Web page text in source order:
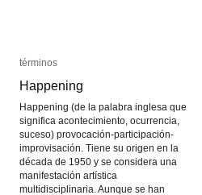
términos
Happening
Happening (de la palabra inglesa que
significa acontecimiento, ocurrencia,
suceso) provocación-participación-
improvisación. Tiene su origen en la
década de 1950 y se considera una
manifestación artística
multidisciplinaria. Aunque se han
términos
Happening